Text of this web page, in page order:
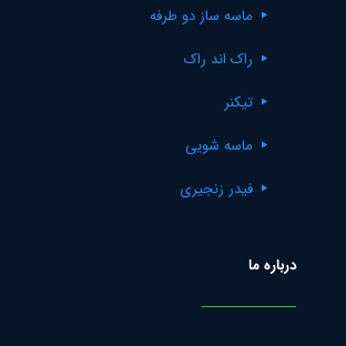
ماسه ساز دو طرفه
راک اند راک
تیکنر
ماسه شویی
فیدر زنجیری
درباره ما